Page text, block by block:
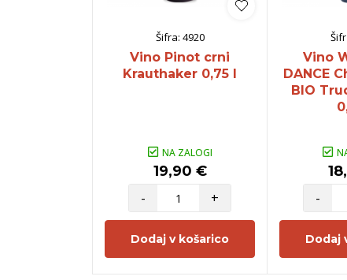
Šifra: 4920
Vino Pinot crni
Krauthaker 0,75 l
NA ZALOGI
19,90 €
-
+
Dodaj v košarico
Vino
DANCE
BIO
-
Dodaj